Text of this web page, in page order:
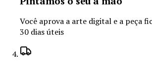
Você aprova a arte digital e a peça
30 dias úteis